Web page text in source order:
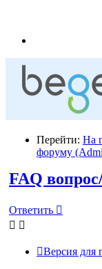
Перейти: На
форуму
FAQ
Ответить
Версия для